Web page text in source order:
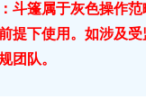
斗篷属于灰色操作
提下使用。如涉及
团队。